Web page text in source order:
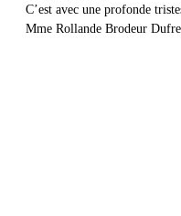
C’est avec une profonde
Mme Rollande Brodeur